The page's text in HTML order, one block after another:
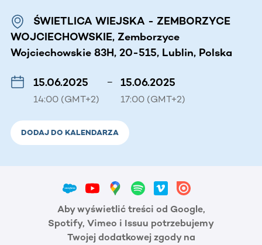
ŚWIETLICA WIEJSKA - ZEMBORZYCE
WOJCIECHOWSKIE, Zemborzyce
Wojciechowskie 83H, 20-515, Lublin, Polska
15.06.2025
14:00 (GMT+2)
– 15.06.2025
17:00 (GMT+2)
DODAJ DO KALENDARZA
Aby wyświetlić treści od Google,
Spotify, Vimeo i Issuu potrzebujemy
Twojej dodatkowej zgody na